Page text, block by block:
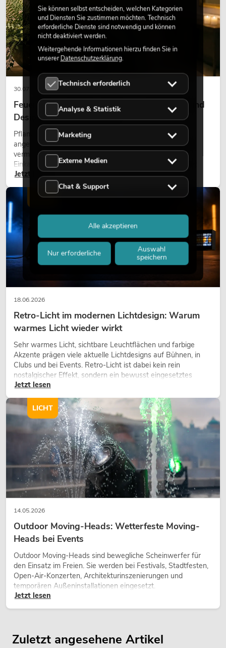
30.07.2026
Feuerhemmende Kunstpflanzen: Sicherheit und
Design perfekt kombiniert
Pflanzen machen Räume lebendig. Sie schaffen eine
angenehme Atmosphäre, verbessern das Ambiente und
vermitteln Natürlichkeit. Ob in Hotels, Restaurants,
Einkaufszentren, Bürogebäuden oder auf Messeständen:
eine hochwertige Begrünung gehört heute längst zum
modernen Raumkonzept.
Jetzt lesen
18.06.2026
Retro-Licht im modernen Lichtdesign: Warum
warmes Licht wieder wirkt
Sehr warmes Licht, sichtbare Leuchtflächen und farbige
Akzente prägen viele aktuelle Lichtdesigns auf Bühnen, in
Clubs und bei Events. Retro-Licht ist dabei kein rein
nostalgischer Effekt, sondern ein bewusst eingesetztes
Gestaltungsmittel: Es schafft Atmosphäre, gibt Szenen
Charakter und kann technische LED-Setups emotionaler
wirken lassen.
Jetzt lesen
LICHT
14.05.2026
Outdoor Moving-Heads: Wetterfeste Moving-
Heads bei Events
Outdoor Moving-Heads sind bewegliche Scheinwerfer für
den Einsatz im Freien. Sie werden bei Festivals, Stadtfesten,
Open-Air-Konzerten, Architekturinszenierungen und
temporären Außeninstallationen eingesetzt.
Jetzt lesen
LICHT
Zuletzt angesehene Artikel
Sie können selbst entscheiden, welchen Kategorien
und Diensten Sie zustimmen möchten. Technisch
erforderliche Dienste sind notwendig und können
nicht deaktiviert werden.
Weitergehende Informationen hierzu finden Sie in
unsererDatenschutzerklärung.
Technisch erforderlich
Analyse & Statistik
Marketing
Externe Medien
Chat & Support
Nur erforderliche
Auswahl
speichern
Alle akzeptieren